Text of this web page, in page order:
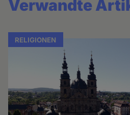
Verwandte
RELIGIONEN